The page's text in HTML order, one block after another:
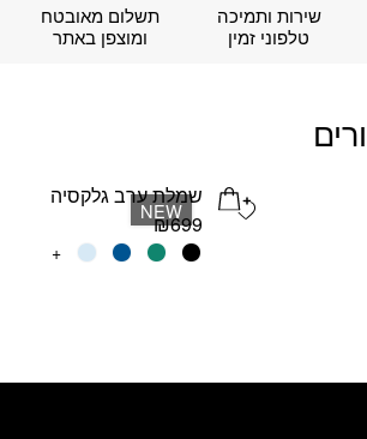
שירות ותמיכה
טלפוני זמין
תשלום מאובטח
ומוצפן באתר
Add wishlist
NEW
שמלת ערב גלקסיה
₪699
למוצר
ניתן
+